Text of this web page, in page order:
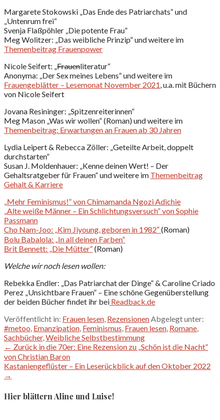
Margarete Stokowski „Das Ende des Patriarchats“ und
„Untenrum frei“
Svenja Flaßpöhler „Die potente Frau“
Meg Wolitzer: „Das weibliche Prinzip“ und weitere im
Themenbeitrag Frauenpower
Nicole Seifert: „Frauenliteratur“
Anonyma: „Der Sex meines Lebens“ und weitere im
Frauengeblätter – Lesemonat November 2021, u.a. mit Büchern
von Nicole Seifert
Jovana Resininger: „Spitzenreiterinnen“
Meg Mason „Was wir wollen“ (Roman) und weitere im
Themenbeitrag: Erwartungen an Frauen ab 30 Jahren
Lydia Leipert & Rebecca Zöller: „Geteilte Arbeit, doppelt
durchstarten“
Susan J. Moldenhauer: „Kenne deinen Wert! – Der
Gehaltsratgeber für Frauen“ und weitere im Themenbeitrag
Gehalt & Karriere
„Mehr Feminismus!“ von Chimamanda Ngozi Adichie
„Alte weiße Männer – Ein Schlichtungsversuch“ von Sophie
Passmann
Cho Nam-Joo: „Kim Jiyoung, geboren in 1982″(Roman)
Bolu Babalola: „In all deinen Farben“
Brit Bennett: „Die Mütter“(Roman)
Welche wir noch lesen wollen:
Rebekka Endler: „Das Patriarchat der Dinge“ & Caroline Criado
Perez „Unsichtbare Frauen“ – Eine schöne Gegenüberstellung
der beiden Bücher findet ihr bei Readback.de
Veröffentlicht in: Frauen lesen, RezensionenAbgelegt unter:
#metoo, Emanzipation, Feminismus, Frauen lesen, Romane,
Sachbücher,Weibliche Selbstbestimmung
Beitragsnavigation
← Zurück in die 70er: Eine Rezension zu „Schön ist die Nacht“
von Christian Baron
Kastaniengeflüster – Ein Leserückblick auf den Oktober 2022
→
Hier blättern Aline und Luise!